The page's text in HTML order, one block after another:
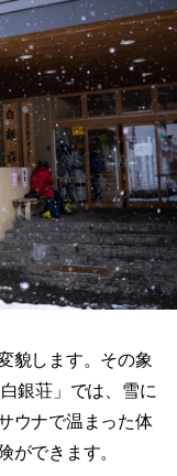
貌します。その象
銀荘」では、雪に
ウナで温まった体
ができます。